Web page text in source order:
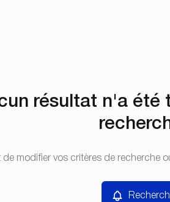
résultat n'a été
de modifier vos critères de recherche